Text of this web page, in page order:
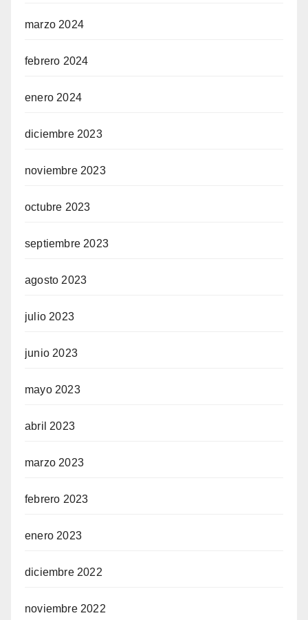
marzo 2024
febrero 2024
enero 2024
diciembre 2023
noviembre 2023
octubre 2023
septiembre 2023
agosto 2023
julio 2023
junio 2023
mayo 2023
abril 2023
marzo 2023
febrero 2023
enero 2023
diciembre 2022
noviembre 2022